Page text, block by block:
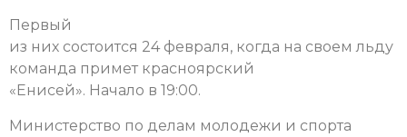
Первый
из них состоится 24 февраля, когда на своем льду
команда примет красноярский
«Енисей». Начало в 19:00.
Министерство по делам молодежи и спорта